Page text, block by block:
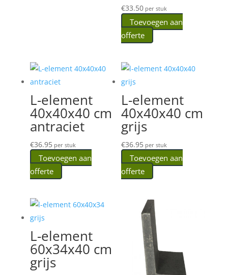
€33.50per stuk
Toevoegen aan
offerte
L-element
40x40x40 cm
antraciet
€36.95per stuk
Toevoegen aan
offerte
L-element
40x40x40 cm
grijs
€36.95per stuk
Toevoegen aan
offerte
L-element
60x34x40 cm
grijs